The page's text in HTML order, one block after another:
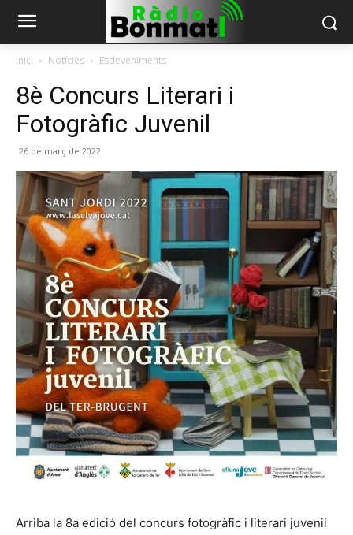
Inici Notícies Esdeveniments
8è Concurs Literari i
Fotogràfic Juvenil
26 de març de 2022
Arriba la 8a edició del concurs fotogràfic i literari juvenil